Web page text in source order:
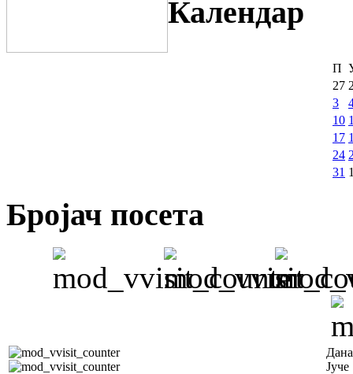
Календар
П
27
3
10
17
24
31
Бројач посета
Јуче